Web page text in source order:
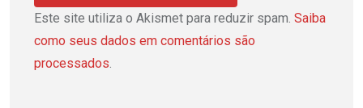
Este site utiliza o Akismet para reduzir spam. Saiba
como seus dados em comentários são
processados.